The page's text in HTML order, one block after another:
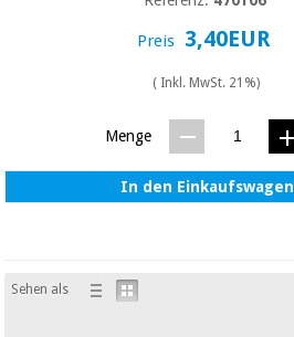
Sanitärkleiderschränke
Veterinärmedizin
Preis 3,40EUR
( Inkl. MwSt. 21%)
Menge
In den Einkaufswagen
Sehen als